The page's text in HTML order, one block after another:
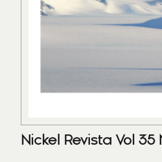
Nickel Revista Vol